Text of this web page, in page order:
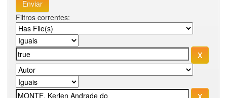
Filtros correntes: